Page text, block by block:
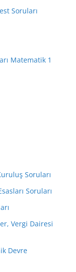
Soruları
Matematik 1
Soruları
Soruları
Vergi Dairesi
Devre